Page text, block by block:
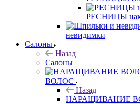
РЕСНИЦЫ
невидимки
Салоны
Назад
Салоны
ВОЛОС
Назад
НАРАЩИВАНИЕ